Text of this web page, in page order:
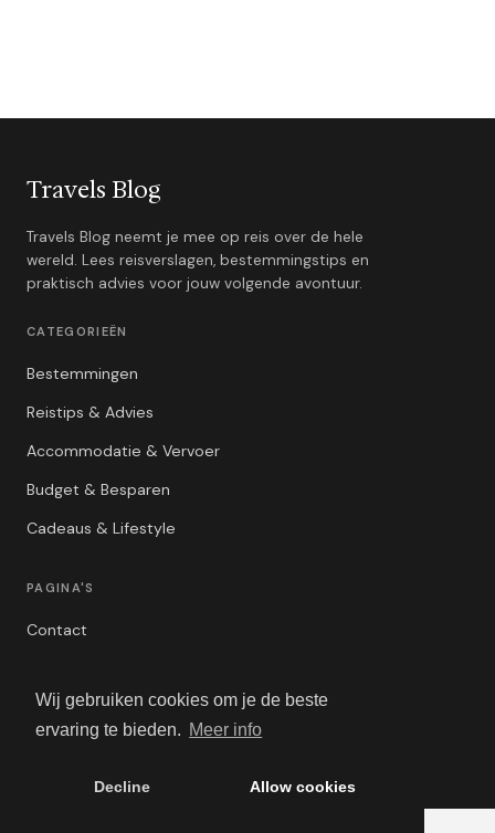
Wij gebruiken cookies om je de beste
ervaring te bieden. Meer info
Decline Allow cookies
Travels Blog
Travels Blog neemt je mee op reis over de hele
wereld. Lees reisverslagen, bestemmingstips en
praktisch advies voor jouw volgende avontuur.
CATEGORIEËN
Bestemmingen
Reistips & Advies
Accommodatie & Vervoer
Budget & Besparen
Cadeaus & Lifestyle
PAGINA'S
Contact
Algemene Voorwaarden
Adverteren